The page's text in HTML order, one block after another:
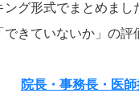
グ形式でまとめま
きていないか」の評
院長・事務長・医